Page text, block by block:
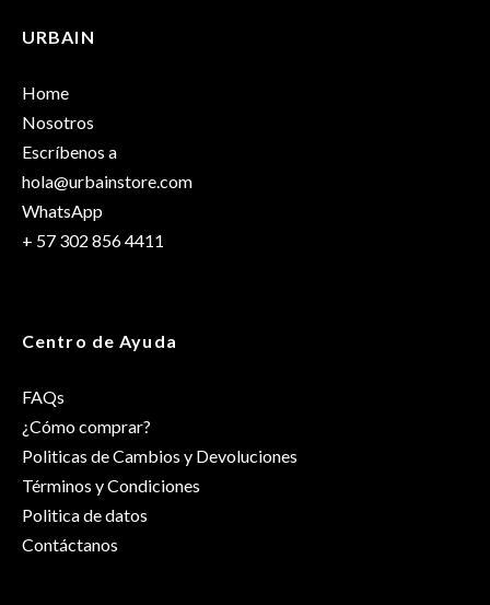
URBAIN
Home
Nosotros
Escríbenos a
hola@urbainstore.com
WhatsApp
+ 57 302 856 4411
Centro de Ayuda
FAQs
¿Cómo comprar?
Politicas de Cambios y Devoluciones
Términos y Condiciones
Politica de datos
Contáctanos